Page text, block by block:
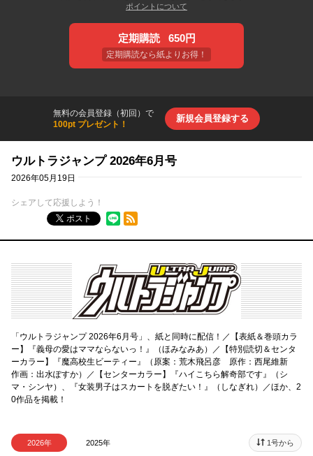
ポイントについて
定期購読 650円
定期購読なら紙よりお得！
無料の会員登録（初回）で
100pt プレゼント！
新規会員登録する
ウルトラジャンプ 2026年6月号
2026年05月19日
シェアして応援しよう！
ポスト
RSSフィード
「ウルトラジャンプ 2026年6月号」、紙と同時に配信！／【表紙＆巻頭カラ
ー】『義母の愛はママならないっ！』（ほみなみあ）／【特別読切＆センタ
ーカラー】『魔高校生ビーティー』（原案：荒木飛呂彦 原作：西尾維新
作画：出水ぽすか）／【センターカラー】『ハイこちら解奇部です』（シ
マ・シンヤ）、『女装男子はスカートを脱ぎたい！』（しなぎれ）／ほか、2
0作品を掲載！
2026年 2025年 1号から